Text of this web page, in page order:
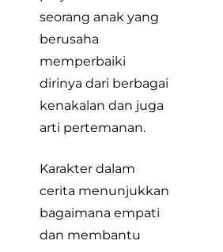
seorang anak yang
berusaha
memperbaiki
dirinya dari berbagai
kenakalan dan juga
arti pertemanan.
Karakter dalam
cerita menunjukkan
bagaimana empati
dan membantu